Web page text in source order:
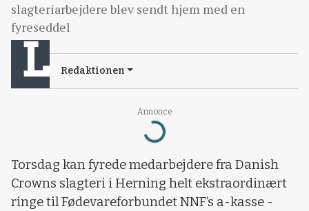
Annonce
Loading...
slagteriarbejdere blev sendt hjem med en
fyreseddel
Redaktionen
Torsdag kan fyrede medarbejdere fra Danish
Crowns slagteri i Herning helt ekstraordinært
ringe til Fødevareforbundet NNF’s a-kasse -